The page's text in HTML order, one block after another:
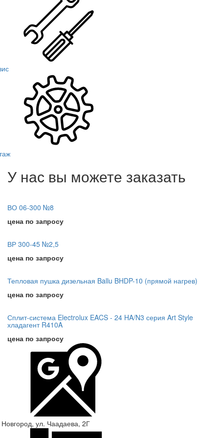
У нас вы можете заказать
ВО 06-300 №8
цена по запросу
ВР 300-45 №2,5
цена по запросу
Тепловая пушка дизельная Ballu BHDP-10 (прямой нагрев)
цена по запросу
Сплит-система Electrolux EACS - 24 HA/N3 серия Art Style
хладагент R410A
цена по запросу
ул. Чаадаева, 2Г